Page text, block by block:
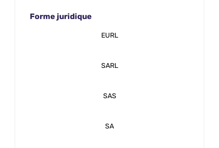
Forme juridique
EURL
SARL
SAS
SA